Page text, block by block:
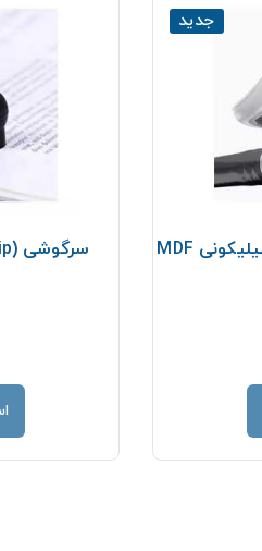
جدید
دیافراگم و رینگ یکپارچه سیلیکونی MDF
سرگوشی (Eartip) سیلیکونی MDF